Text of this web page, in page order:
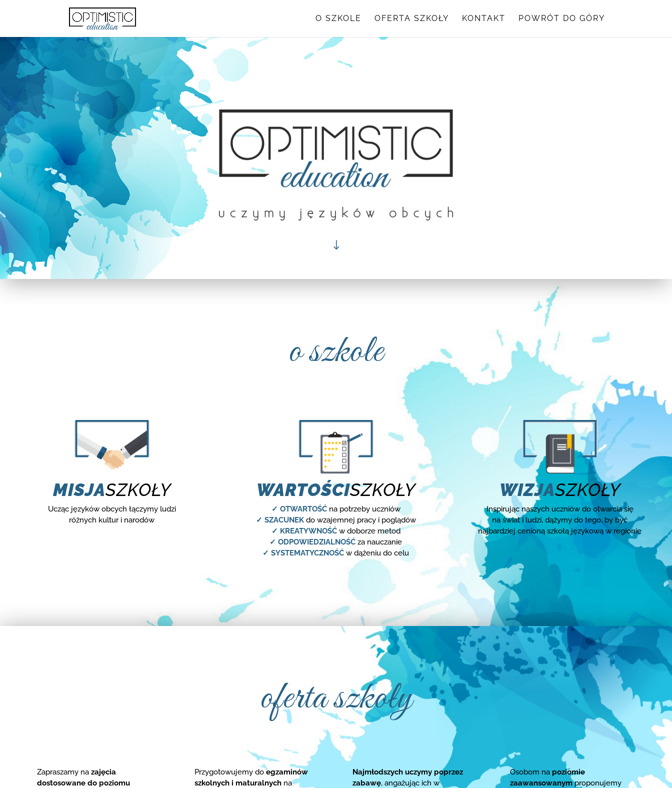
O SZKOLE OFERTA SZKOŁY KONTAKT POWRÓT DO GÓRY
"
o szkole
MISJASZKOŁY
Ucząc języków obcych łączymy ludzi
różnych kultur i narodów
WARTOŚCISZKOŁY
✓ OTWARTOŚĆna potrzeby uczniów
✓ SZACUNEKdo wzajemnej pracy i poglądów
✓ KREATYWNOŚĆw doborze metod
✓ ODPOWIEDZIALNOŚĆ za nauczanie
✓ SYSTEMATYCZNOŚĆ w dążeniu do celu
WIZJASZKOŁY
Inspirując naszych uczniów do otwarcia się
na świat i ludzi, dążymy do tego, by być
najbardziej cenioną szkołą językową w regionie
oferta szkoły
Zapraszamy nazajęcia
dostosowane do poziomu
Przygotowujemy doegzaminów
szkolnych i maturalnych na
Najmłodszych uczymy poprzez
zabawę, angażując ich w
Osobom na poziomie
zaawansowanymproponujemy